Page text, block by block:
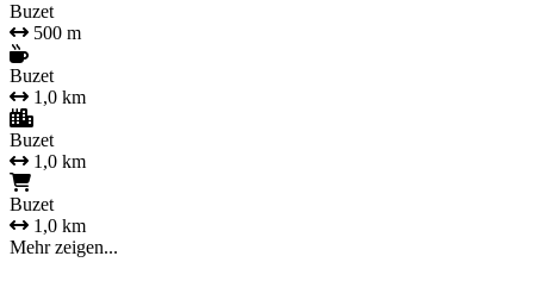
Buzet
500 m
Buzet
1,0 km
Buzet
1,0 km
Buzet
1,0 km
Mehr zeigen...